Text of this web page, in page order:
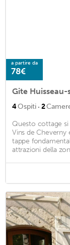
a partire da
78€
Gite
4Ospiti · 2
Questo cottage si
Vins de Cheverny
tappe
attrazioni della